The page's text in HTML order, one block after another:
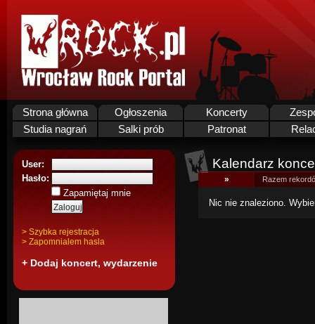
Strona główna Ogłoszenia Koncerty
Studia nagrań
Salki prób Patronat
User:
Hasło:
Zapamiętaj mnie
> Szybka rejestracja
> Zapomnialem hasla
+ Dodaj koncert, wydarzenie
Kalendarz
» Razem
Nic nie znaleziono.